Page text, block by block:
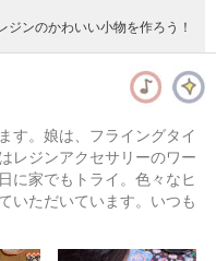
ンドルを作ろう！キッズ
ンのかわいい小物を作ろう！
す。娘は、フライングタイ
レジンアクセサリーのワー
に家でもトライ。色々なヒ
いただいています。いつも